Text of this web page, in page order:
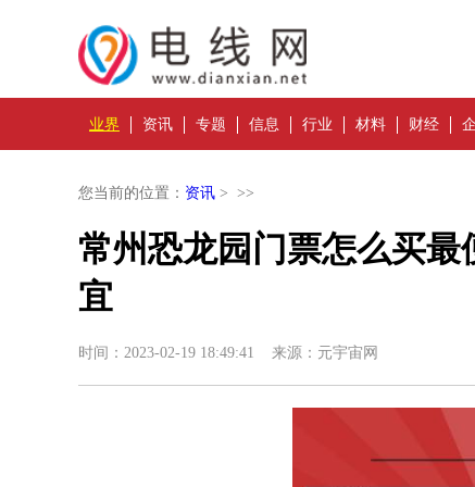
业界 资讯 专题 信息 行业 材料 财经
您当前的位置： 资讯 > >>
常州恐龙园门票怎么买
宜
时间：2023-02-19 18:49:41 来源：元宇宙网